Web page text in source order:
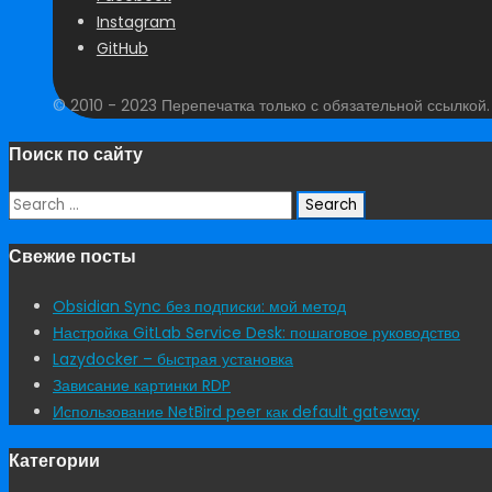
Instagram
GitHub
© 2010 - 2023 Перепечатка только с обязательной
Поиск по сайту
Search
Свежие посты
Obsidian Sync без подписки: мой метод
Настройка GitLab Service Desk: пошаговое руководство
Lazydocker – быстрая установка
Зависание картинки RDP
Использование NetBird peer как default gateway
Категории